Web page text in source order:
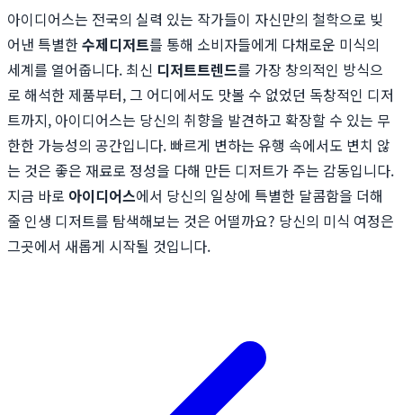
아이디어스는 전국의 실력 있는 작가들이 자신만의 철학으로 빚
어낸 특별한수제디저트를 통해 소비자들에게 다채로운 미식의
세계를 열어줍니다. 최신 디저트트렌드를 가장 창의적인 방식으
로 해석한 제품부터, 그 어디에서도 맛볼 수 없었던 독창적인 디저
트까지, 아이디어스는 당신의 취향을 발견하고 확장할 수 있는 무
한한 가능성의 공간입니다. 빠르게 변하는 유행 속에서도 변치 않
는 것은 좋은 재료로 정성을 다해 만든 디저트가 주는 감동입니다.
지금 바로 아이디어스에서 당신의 일상에 특별한 달콤함을 더해
줄 인생 디저트를 탐색해보는 것은 어떨까요? 당신의 미식 여정은
그곳에서 새롭게 시작될 것입니다.